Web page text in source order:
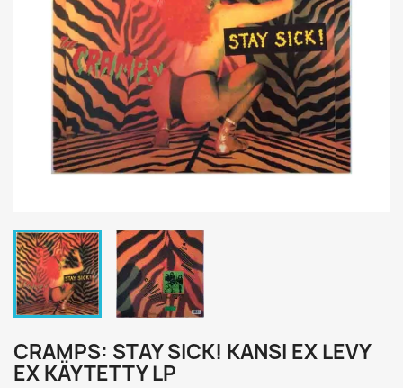
CRAMPS: STAY SICK! KANSI EX LEVY
EX KÄYTETTY LP